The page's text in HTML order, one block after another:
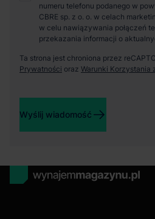
numeru telefonu podanego w
CBRE sp. z o. o. w celach
w celu nawiązywania połączeń
przekazania informacji o
Ta strona jest chroniona przez
Prywatności oraz Warunki Korzystania
Wyślij wiadomość